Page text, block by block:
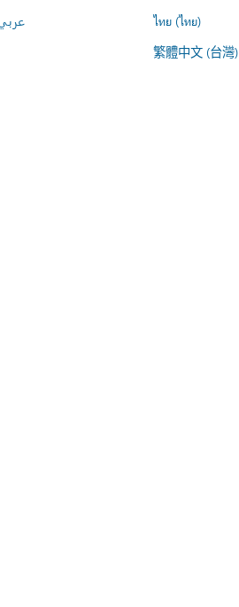
ไทย (ไทย)
繁體中文 (台灣)